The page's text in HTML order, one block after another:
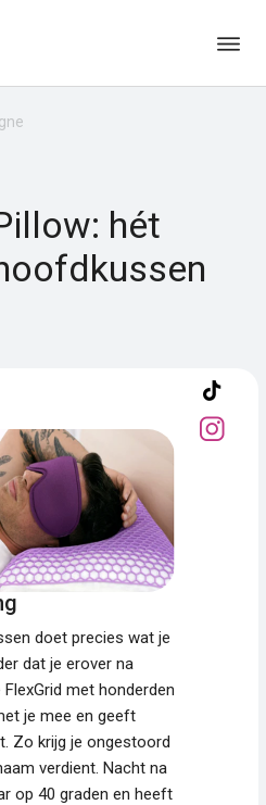
hét
doet precies wat je
dat je erover na
met honderden
je mee en geeft
Zo krijg je ongestoord
verdient. Nacht na
op 40 graden en heeft